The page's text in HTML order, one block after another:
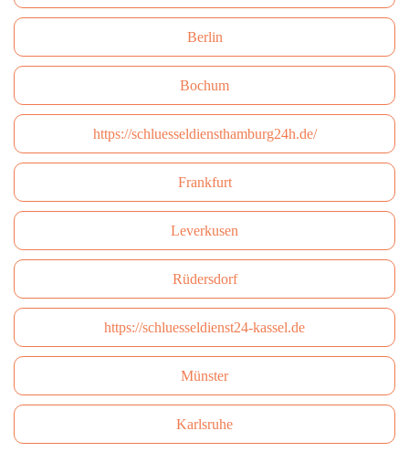
Berlin
Bochum
https://schluesseldiensthamburg24h.de/
Frankfurt
Leverkusen
Rüdersdorf
https://schluesseldienst24-kassel.de
Münster
Karlsruhe